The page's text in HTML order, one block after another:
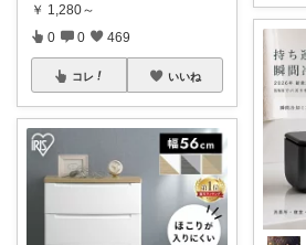
￥ 1,280～
0 0 469
コレ いいね